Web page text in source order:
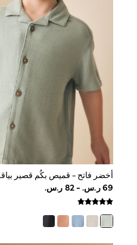
Sandals & Sliders
Jumpsuits & Playsuits
Shorts & Skirts
Sun Safe
Sun Hats & Caps
Sunglasses
Women's Holiday Shop
Women's Travel Styles
Dresses
Occasionwear
Linen Collection
Tops & T-Shirts
Cover Ups & Kaftans
Sandals
Swimwear
Jumpsuits & Playsuits
Beachwear
Skirts
Trousers
Sunglasses